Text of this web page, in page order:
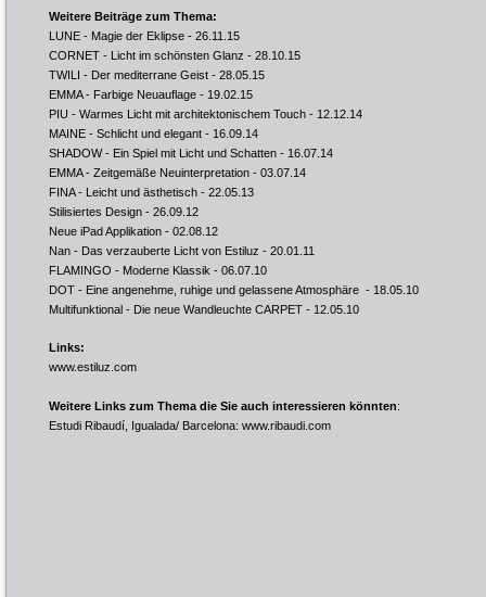
Weitere Beiträge zum Thema:
LUNE - Magie der Eklipse - 26.11.15
CORNET - Licht im schönsten Glanz - 28.10.15
TWILI - Der mediterrane Geist - 28.05.15
EMMA - Farbige Neuauflage - 19.02.15
PIU - Warmes Licht mit architektonischem Touch - 12.12.14
MAINE - Schlicht und elegant - 16.09.14
SHADOW - Ein Spiel mit Licht und Schatten - 16.07.14
EMMA - Zeitgemäße Neuinterpretation - 03.07.14
FINA - Leicht und ästhetisch - 22.05.13
Stilisiertes Design - 26.09.12
Neue iPad Applikation - 02.08.12
Nan - Das verzauberte Licht von Estiluz - 20.01.11
FLAMINGO - Moderne Klassik - 06.07.10
DOT - Eine angenehme, ruhige und gelassene Atmosphäre - 18.05.10
Multifunktional - Die neue Wandleuchte CARPET - 12.05.10
Links:
www.estiluz.com
Weitere Links zum Thema die Sie auch interessieren könnten:
Estudi Ribaudí, Igualada/ Barcelona: www.ribaudi.com